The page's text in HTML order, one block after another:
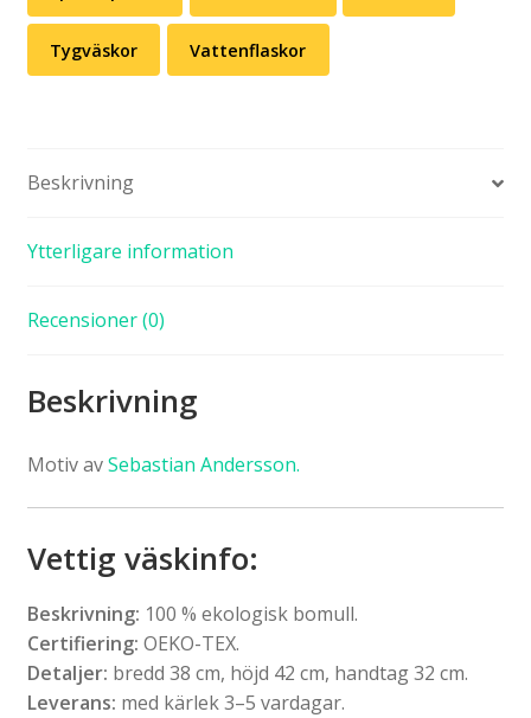
Tygväskor Vattenflaskor
Beskrivning
Ytterligare information
Recensioner (0)
Beskrivning
Motiv avSebastian Andersson.
Vettig väskinfo:
Beskrivning: 100 % ekologisk bomull.
Certifiering: OEKO-TEX.
Detaljer: bredd 38 cm, höjd 42 cm, handtag 32 cm.
Leverans: med kärlek 3–5 vardagar.